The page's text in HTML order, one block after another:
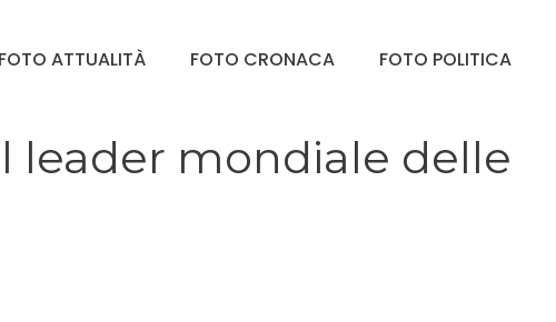
FOTO ATTUALITÀ FOTO CRONACA FOTO POLITICA
leader mondiale delle